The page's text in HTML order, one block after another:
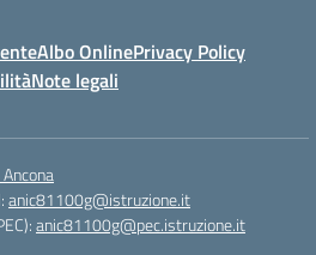
Albo OnlinePrivacy Policy
Note legali
anic81100g@istruzione.it
anic81100g@pec.istruzione.it